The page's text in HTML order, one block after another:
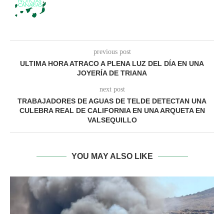
previous post
ULTIMA HORA ATRACO A PLENA LUZ DEL DÍA EN UNA
JOYERÍA DE TRIANA
next post
TRABAJADORES DE AGUAS DE TELDE DETECTAN UNA
CULEBRA REAL DE CALIFORNIA EN UNA ARQUETA EN
VALSEQUILLO
YOU MAY ALSO LIKE